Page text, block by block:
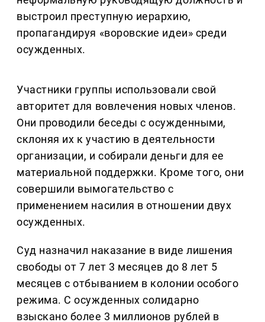
выстроил преступную иерархию,
пропагандируя «воровские идеи» среди
осужденных.
Участники группы использовали свой
авторитет для вовлечения новых членов.
Они проводили беседы с осужденными,
склоняя их к участию в деятельности
организации, и собирали деньги для ее
материальной поддержки. Кроме того, они
совершили вымогательство с
применением насилия в отношении двух
осужденных.
Суд назначил наказание в виде лишения
свободы от 7 лет 3 месяцев до 8 лет 5
месяцев с отбыванием в колонии особого
режима. С осужденных солидарно
взыскано более 3 миллионов рублей в